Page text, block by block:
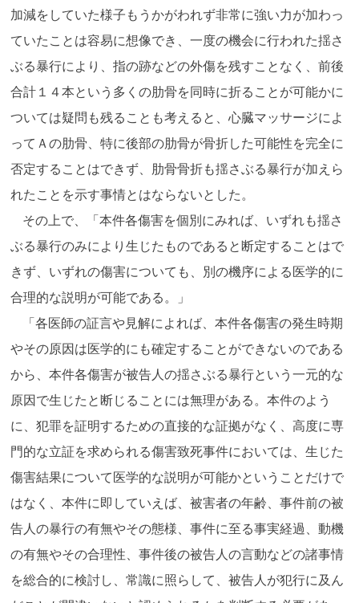
加減をしていた様子もうかがわれず非常に強い力が加わっ
ていたことは容易に想像でき、一度の機会に行われた揺さ
ぶる暴行により、指の跡などの外傷を残すことなく、前後
合計１４本という多くの肋骨を同時に折ることが可能かに
ついては疑問も残ることも考えると、心臓マッサージによ
ってＡの肋骨、特に後部の肋骨が骨折した可能性を完全に
否定することはできず、肋骨骨折も揺さぶる暴行が加えら
れたことを示す事情とはならないとした。
その上で、「本件各傷害を個別にみれば、いずれも揺さ
ぶる暴行のみにより生じたものであると断定することはで
きず、いずれの傷害についても、別の機序による医学的に
合理的な説明が可能である。」
「各医師の証言や見解によれば、本件各傷害の発生時期
やその原因は医学的にも確定することができないのである
から、本件各傷害が被告人の揺さぶる暴行という一元的な
原因で生じたと断じることには無理がある。本件のよう
に、犯罪を証明するための直接的な証拠がなく、高度に専
門的な立証を求められる傷害致死事件においては、生じた
傷害結果について医学的な説明が可能かということだけで
はなく、本件に即していえば、被害者の年齢、事件前の被
告人の暴行の有無やその態様、事件に至る事実経過、動機
の有無やその合理性、事件後の被告人の言動などの諸事情
を総合的に検討し、常識に照らして、被告人が犯行に及ん